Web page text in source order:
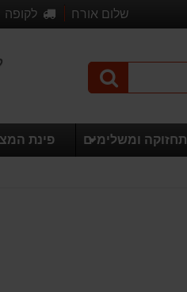
שלום אורח לקופה
תחזוקה ומשלימים פינת